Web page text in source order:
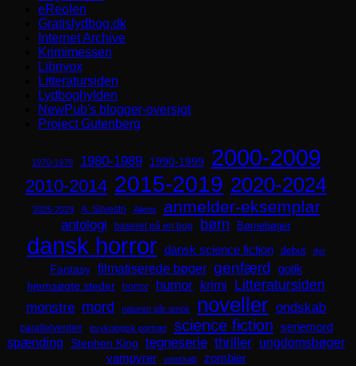
eReolen
Gratislydbog.dk
Internet Archive
Krimimessen
Librivox
Litteratursiden
Lydboghylden
NewPub's blogger-oversigt
Project Gutenberg
1970-1979 1980-1989 1990-1999 2000-2009
2010-2014 2015-2019 2020-2024
2025-2029 A. Silvestri Aliens anmelder-eksemplar
antologi baseret på en bog børn Børnebøger
dansk horror dansk science fiction debut dyr
Fantasy filmatiserede bøger genfærd
gotik
hjemsøgte steder
horror humor krimi Litteratursiden
monstre mord naturen går amok noveller ondskab
parallelverden psykologisk portræt science fiction seriemord
spænding Stephen King tegneserie thriller ungdomsbøger
vampyrer venskab
zombier